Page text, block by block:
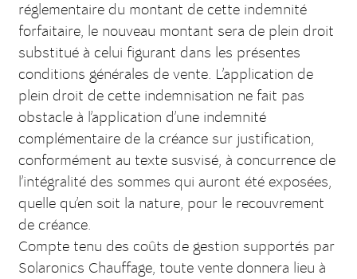
réglementaire du montant de cette indemnité
forfaitaire, le nouveau montant sera de plein droit
substitué à celui figurant dans les présentes
conditions générales de vente. L’application de
plein droit de cette indemnisation ne fait pas
obstacle à l’application d’une indemnité
complémentaire de la créance sur justification,
conformément au texte susvisé, à concurrence de
l’intégralité des sommes qui auront été exposées,
quelle qu’en soit la nature, pour le recouvrement
de créance.
Compte tenu des coûts de gestion supportés par
Solaronics Chauffage, toute vente donnera lieu à